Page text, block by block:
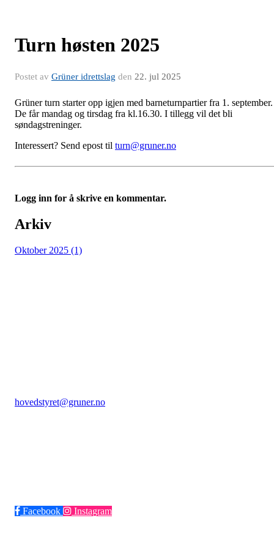
Turn høsten 2025
Postet av Grüner idrettslag den 22. jul 2025
Grüner turn starter opp igjen med barneturnpartier fra 1. september.
De får mandag og tirsdag fra kl.16.30. I tillegg vil det bli
søndagstreninger.
Interessert? Send epost til turn@gruner.no
Logg inn for å skrive en kommentar.
Arkiv
Oktober 2025 (1)
hovedstyret@gruner.no
Facebook Instagram